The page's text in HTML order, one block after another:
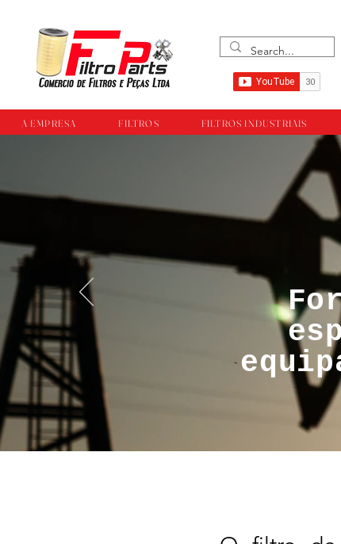
A EMPRESA FILTROS FILTROS INDUSTRIAIS
™®©Todos os
empresa